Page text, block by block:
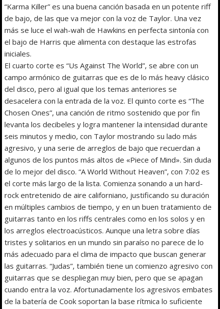
“Karma Killer” es una buena canción basada en un potente riff
de bajo, de las que va mejor con la voz de Taylor. Una vez
más se luce el wah-wah de Hawkins en perfecta sintonía con
el bajo de Harris que alimenta con destaque las estrofas
iniciales.
El cuarto corte es “Us Against The World”, se abre con un
campo armónico de guitarras que es de lo más heavy clásico
del disco, pero al igual que los temas anteriores se
desacelera con la entrada de la voz. El quinto corte es “The
Chosen Ones”, una canción de ritmo sostenido que por fin
levanta los decibeles y logra mantener la intensidad durante
seis minutos y medio, con Taylor mostrando su lado más
agresivo, y una serie de arreglos de bajo que recuerdan a
algunos de los puntos más altos de «Piece of Mind». Sin duda
de lo mejor del disco. “A World Without Heaven”, con 7:02 es
el corte más largo de la lista. Comienza sonando a un hard-
rock entretenido de aire californiano, justificando su duración
en múltiples cambios de tiempo, y en un buen tratamiento de
guitarras tanto en los riffs centrales como en los solos y en
los arreglos electroacústicos. Aunque una letra sobre días
tristes y solitarios en un mundo sin paraíso no parece de lo
más adecuado para el clima de impacto que buscan generar
las guitarras. “Judas”, también tiene un comienzo agresivo con
guitarras que se despliegan muy bien, pero que se apagan
cuando entra la voz. Afortunadamente los agresivos embates
de la batería de Cook soportan la base rítmica lo suficiente